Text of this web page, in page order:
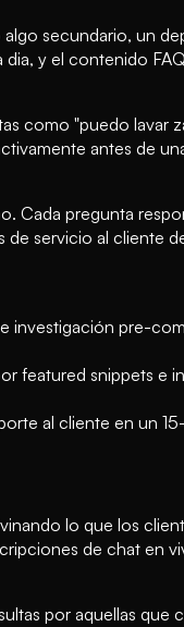
secundario, un
y el contenido
como "puedo lavar
antes de
Cada pregunta
servicio al cliente
investigación pre-
featured snippets e
al cliente en un
lo que los
de chat
por aquellas